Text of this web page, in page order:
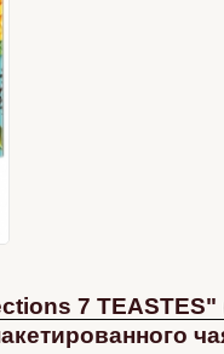
7 TEASTES"